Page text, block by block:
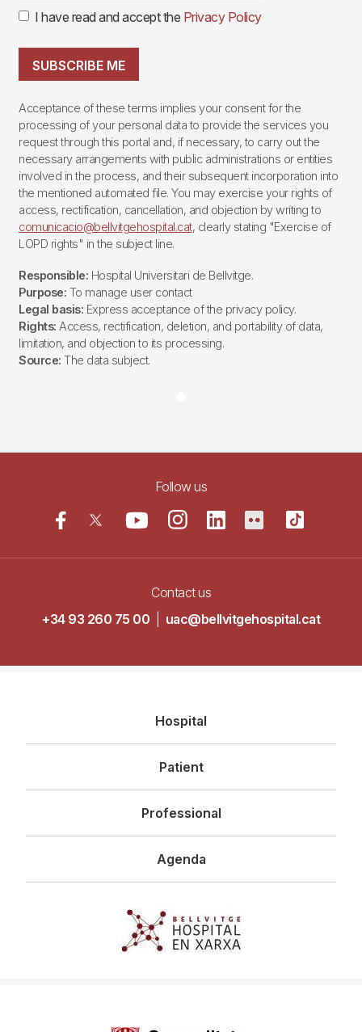
I have read and accept the Privacy Policy
SUBSCRIBE ME
Acceptance of these terms implies your consent for the
processing of your personal data to provide the services you
request through this portal and, if necessary, to carry out the
necessary arrangements with public administrations or entities
involved in the process, and their subsequent incorporation into
the mentioned automated file. You may exercise your rights of
access, rectification, cancellation, and objection by writing to
comunicacio@bellvitgehospital.cat, clearly stating "Exercise of
LOPD rights" in the subject line.
Responsible: Hospital Universitari de Bellvitge.
Purpose: To manage user contact
Legal basis: Express acceptance of the privacy policy.
Rights: Access, rectification, deletion, and portability of data,
limitation, and objection to its processing.
Source: The data subject.
Follow us
Contact us
+34 93 260 75 00
uac@bellvitgehospital.cat
principal
Hospital
Patient
Professional
Agenda